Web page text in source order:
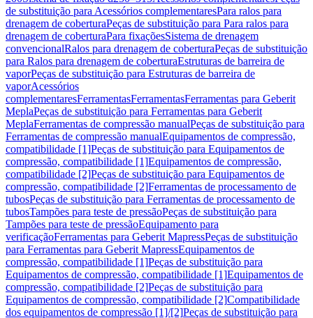
de substituição para Acessórios complementaresPara ralos para
drenagem de coberturaPeças de substituição para Para ralos para
drenagem de coberturaPara fixaçõesSistema de drenagem
convencionalRalos para drenagem de coberturaPeças de substituição
para Ralos para drenagem de coberturaEstruturas de barreira de
vaporPeças de substituição para Estruturas de barreira de
vaporAcessórios
complementaresFerramentasFerramentasFerramentas para Geberit
MeplaPeças de substituição para Ferramentas para Geberit
MeplaFerramentas de compressão manualPeças de substituição para
Ferramentas de compressão manualEquipamentos de compressão,
compatibilidade [1]Peças de substituição para Equipamentos de
compressão, compatibilidade [1]Equipamentos de compressão,
compatibilidade [2]Peças de substituição para Equipamentos de
compressão, compatibilidade [2]Ferramentas de processamento de
tubosPeças de substituição para Ferramentas de processamento de
tubosTampões para teste de pressãoPeças de substituição para
Tampões para teste de pressãoEquipamento para
verificaçãoFerramentas para Geberit MapressPeças de substituição
para Ferramentas para Geberit MapressEquipamentos de
compressão, compatibilidade [1]Peças de substituição para
Equipamentos de compressão, compatibilidade [1]Equipamentos de
compressão, compatibilidade [2]Peças de substituição para
Equipamentos de compressão, compatibilidade [2]Compatibilidade
dos equipamentos de compressão [1]/[2]Peças de substituição para